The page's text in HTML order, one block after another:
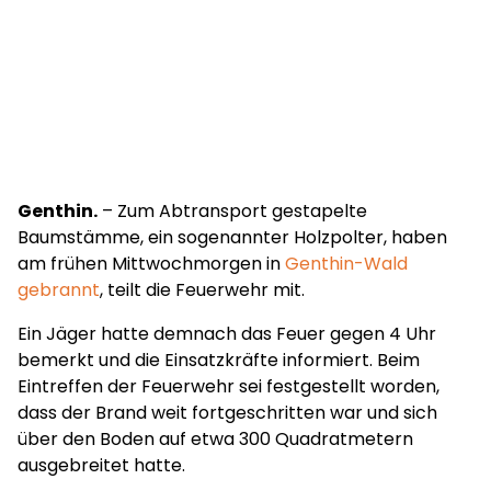
Genthin. – Zum Abtransport gestapelte
Baumstämme, ein sogenannter Holzpolter, haben
am frühen Mittwochmorgen inGenthin-Wald
gebrannt, teilt die Feuerwehr mit.
Ein Jäger hatte demnach das Feuer gegen 4 Uhr
bemerkt und die Einsatzkräfte informiert. Beim
Eintreffen der Feuerwehr sei festgestellt worden,
dass der Brand weit fortgeschritten war und sich
über den Boden auf etwa 300 Quadratmetern
ausgebreitet hatte.